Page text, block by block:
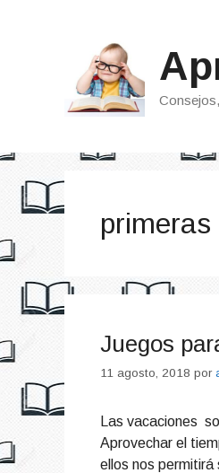
Juegos
11 agosto, 2018 por
Las vacaciones
Aprovechar el
ellos nos